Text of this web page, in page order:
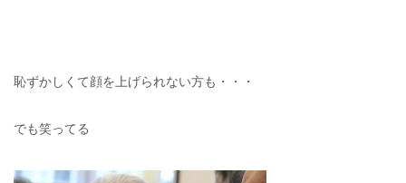
恥ずかしくて顔を上げられない方も・・・
でも笑ってる